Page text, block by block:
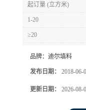
起订量 (立方米)
1-20
≥20
品牌： 迪尔填料
发布日期： 2018-06-
更新日期： 2026-08-